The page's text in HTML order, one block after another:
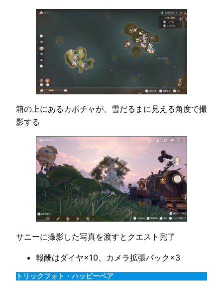
箱の上にあるカボチャが、雪だるまに見える角度で撮
影する
サニーに撮影した写真を渡すとクエスト完了
報酬はダイヤ×10、カメラ拡張パック×3
トリックフォト・ハッピーベア